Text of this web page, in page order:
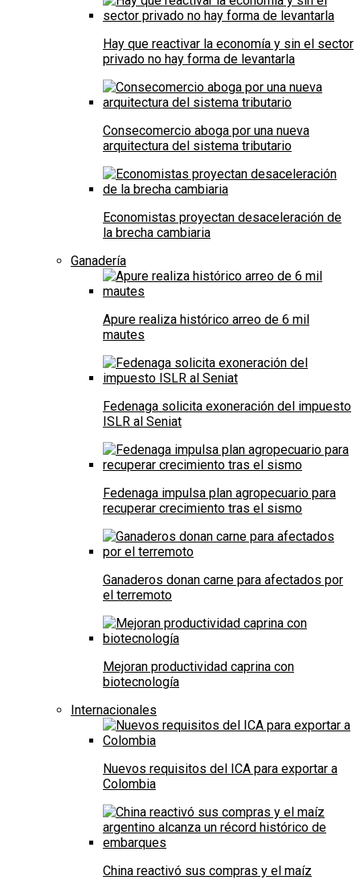
Hay que reactivar la economía y sin el sector
privado no hay forma de levantarla
Consecomercio aboga por una nueva
arquitectura del sistema tributario
Economistas proyectan desaceleración de
la brecha cambiaria
Ganadería
Apure realiza histórico arreo de 6 mil
mautes
Fedenaga solicita exoneración del impuesto
ISLR al Seniat
Fedenaga impulsa plan agropecuario para
recuperar crecimiento tras el sismo
Ganaderos donan carne para afectados por
el terremoto
Mejoran productividad caprina con
biotecnología
Internacionales
Nuevos requisitos del ICA para exportar a
Colombia
China reactivó sus compras y el maíz